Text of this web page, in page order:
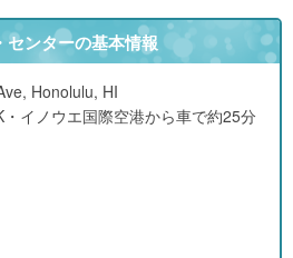
センターの基本情報
Honolulu, HI
イノウエ国際空港から車で約25分